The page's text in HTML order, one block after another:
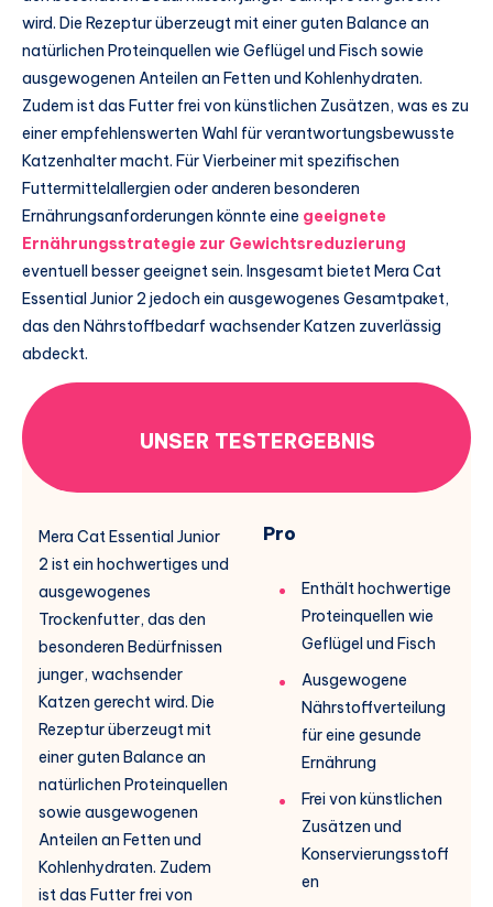
wird. Die Rezeptur überzeugt mit einer guten Balance an
natürlichen Proteinquellen wie Geflügel und Fisch sowie
ausgewogenen Anteilen an Fetten und Kohlenhydraten.
Zudem ist das Futter frei von künstlichen Zusätzen, was es zu
einer empfehlenswerten Wahl für verantwortungsbewusste
Katzenhalter macht. Für Vierbeiner mit spezifischen
Futtermittelallergien oder anderen besonderen
Ernährungsanforderungen könnte eine geeignete
Ernährungsstrategie zur Gewichtsreduzierung
eventuell besser geeignet sein. Insgesamt bietet Mera Cat
Essential Junior 2 jedoch ein ausgewogenes Gesamtpaket,
das den Nährstoffbedarf wachsender Katzen zuverlässig
abdeckt.
UNSER TESTERGEBNIS
Mera Cat Essential Junior
2 ist ein hochwertiges und
ausgewogenes
Trockenfutter, das den
besonderen Bedürfnissen
junger, wachsender
Katzen gerecht wird. Die
Rezeptur überzeugt mit
einer guten Balance an
natürlichen Proteinquellen
sowie ausgewogenen
Anteilen an Fetten und
Kohlenhydraten. Zudem
ist das Futter frei von
Pro
Enthält hochwertige
Proteinquellen wie
Geflügel und Fisch
Ausgewogene
Nährstoffverteilung
für eine gesunde
Ernährung
Frei von künstlichen
Zusätzen und
Konservierungsstoff
en